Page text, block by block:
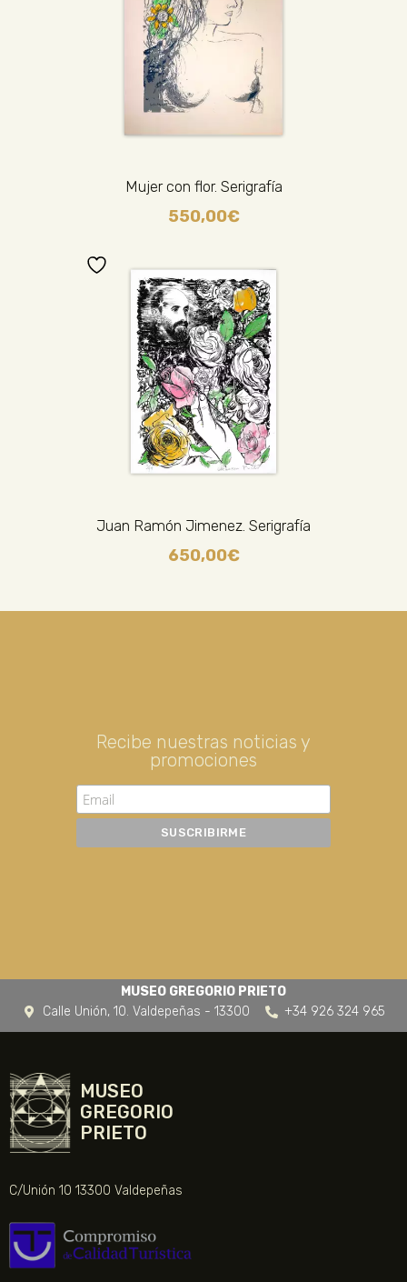
Mujer con flor. Serigrafía
550,00€
Juan Ramón Jimenez. Serigrafía
650,00€
Recibe nuestras noticias y
promociones
MUSEO GREGORIO PRIETO
Calle Unión, 10. Valdepeñas - 13300
+34 926 324 965
MUSEO
GREGORIO
PRIETO
C/Unión 10 13300 Valdepeñas